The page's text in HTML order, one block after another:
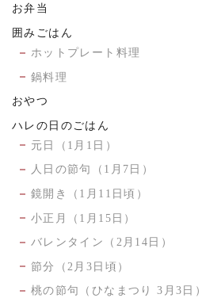
お弁当
囲みごはん
ホットプレート料理
鍋料理
おやつ
ハレの日のごはん
元日（1月1日）
人日の節句（1月7日）
鏡開き（1月11日頃）
小正月（1月15日）
バレンタイン（2月14日）
節分（2月3日頃）
桃の節句（ひなまつり 3月3日）